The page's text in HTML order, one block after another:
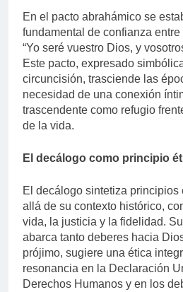
En el pacto abrahámico se
fundamental de confianza
“Yo seré vuestro Dios, y
Este pacto, expresado
circuncisión, trasciende las
necesidad de una conexión
trascendente como refugio
de la vida.
El decálogo como principio
El decálogo sintetiza
allá de su contexto histórico,
vida, la justicia y la fidelidad.
abarca tanto deberes hacia
prójimo, sugiere una ética
resonancia en la Declaración
Derechos Humanos y en los